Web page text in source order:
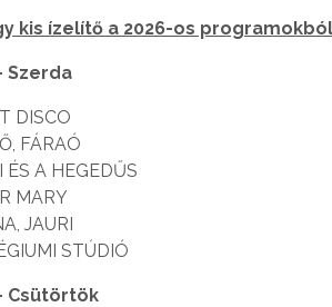
kis ízelítő a 2026-os
Szerda
DISCO
FÁRAÓ
ÉS A HEGEDŰS
MARY
JAURI
STÚDIÓ
Csütörtök